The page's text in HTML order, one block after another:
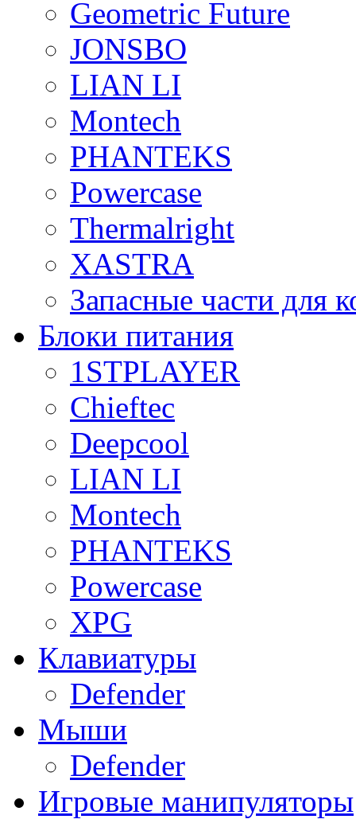
Geometric Future
JONSBO
LIAN LI
Montech
PHANTEKS
Powercase
Thermalright
XASTRA
Запасные части для
Блоки питания
1STPLAYER
Chieftec
Deepcool
LIAN LI
Montech
PHANTEKS
Powercase
XPG
Клавиатуры
Defender
Мыши
Defender
Игровые манипуляторы